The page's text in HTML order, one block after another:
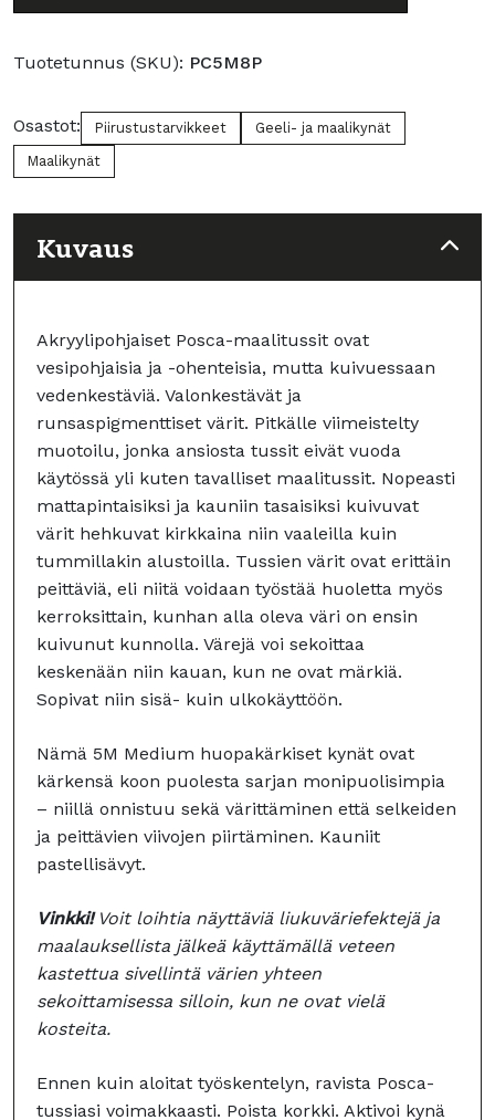
Medium
Pastel
Tuotetunnus (SKU): PC5M8P
Osastot: Piirustustarvikkeet
Geeli- ja maalikynät
Maalikynät
Kuvaus
Akryylipohjaiset Posca-maalitussit ovat
vesipohjaisia ja -ohenteisia, mutta kuivuessaan
vedenkestäviä. Valonkestävät ja
runsaspigmenttiset värit. Pitkälle viimeistelty
muotoilu, jonka ansiosta tussit eivät vuoda
käytössä yli kuten tavalliset maalitussit. Nopeasti
mattapintaisiksi ja kauniin tasaisiksi kuivuvat
värit hehkuvat kirkkaina niin vaaleilla kuin
tummillakin alustoilla. Tussien värit ovat erittäin
peittäviä, eli niitä voidaan työstää huoletta myös
kerroksittain, kunhan alla oleva väri on ensin
kuivunut kunnolla. Värejä voi sekoittaa
keskenään niin kauan, kun ne ovat märkiä.
Sopivat niin sisä- kuin ulkokäyttöön.
Nämä 5M Medium huopakärkiset kynät ovat
kärkensä koon puolesta sarjan monipuolisimpia
– niillä onnistuu sekä värittäminen että selkeiden
ja peittävien viivojen piirtäminen. Kauniit
pastellisävyt.
Vinkki!Voit loihtia näyttäviä liukuväriefektejä ja
maalauksellista jälkeä käyttämällä veteen
kastettua sivellintä värien yhteen
sekoittamisessa silloin, kun ne ovat vielä
kosteita.
Ennen kuin aloitat työskentelyn, ravista Posca-
tussiasi voimakkaasti. Poista korkki. Aktivoi kynä